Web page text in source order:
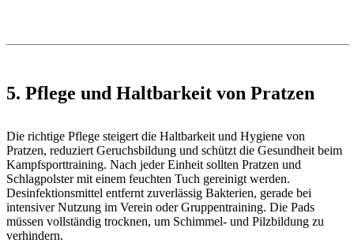
5. Pflege und Haltbarkeit von Pratzen
Die richtige Pflege steigert die Haltbarkeit und Hygiene von
Pratzen, reduziert Geruchsbildung und schützt die Gesundheit beim
Kampfsporttraining. Nach jeder Einheit sollten Pratzen und
Schlagpolster mit einem feuchten Tuch gereinigt werden.
Desinfektionsmittel entfernt zuverlässig Bakterien, gerade bei
intensiver Nutzung im Verein oder Gruppentraining. Die Pads
müssen vollständig trocknen, um Schimmel- und Pilzbildung zu
verhindern.